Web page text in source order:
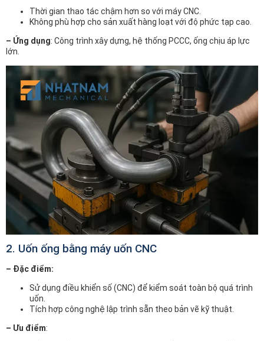
Thời gian thao tác chậm hơn so với máy CNC.
Không phù hợp cho sản xuất hàng loạt với độ phức tạp cao.
– Ứng dụng: Công trình xây dựng, hệ thống PCCC, ống chịu áp lực
lớn.
2. Uốn ống bằng máy uốn CNC
– Đặc điểm:
Sử dụng điều khiển số (CNC) để kiểm soát toàn bộ quá trình
uốn.
Tích hợp công nghệ lập trình sẵn theo bản vẽ kỹ thuật.
– Ưu điểm: